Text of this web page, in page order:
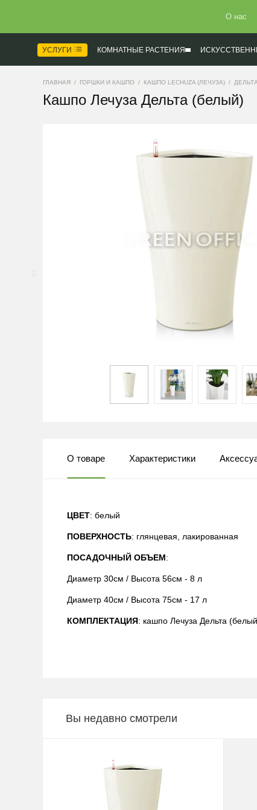
О нас
УСЛУГИ КОМНАТНЫЕ РАСТЕНИЯ
ГЛАВНАЯ ГОРШКИ И КАШПО КАШПО LECHUZA (ЛЕЧУЗА) ДЕЛЬТА
Кашпо Лечуза Дельта (белый)
О товаре Характеристики
ЦВЕТ: белый
ПОВЕРХНОСТЬ: глянцевая, лакированная
ПОСАДОЧНЫЙ ОБЪЕМ:
Диаметр 30см / Высота 56см - 8 л
Диаметр 40см / Высота 75см - 17 л
КОМПЛЕКТАЦИЯ: кашпо Лечуза Дельта
Вы недавно смотрели